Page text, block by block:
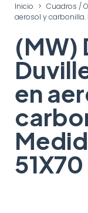
Inicio > Cuadros /
aerosol y carbonilla.
(MW)
en
51X70